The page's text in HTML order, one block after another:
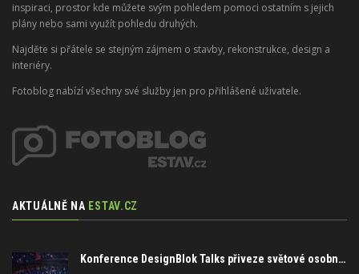
inspiraci, prostor kde můžete svým pohledem pomoci ostatním s jejich
plány nebo sami využít pohledu druhých.
Najděte si přátele se stejným zájmem o stavby, rekonstrukce, design a
interiéry.
Fotoblog nabízí všechny své služby jen pro přihlášené uživatele.
AKTUÁLNĚ NA ESTAV.CZ
Konference DesignBlok Talks přiveze světové osobnosti designu a architektury